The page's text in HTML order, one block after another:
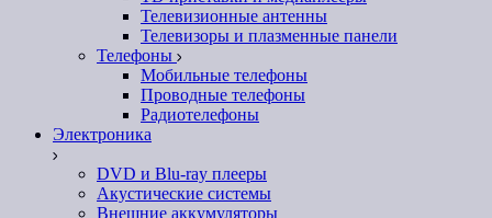
Телевизионные антенны
Телевизоры и плазменные панели
Телефоны
Мобильные телефоны
Проводные телефоны
Радиотелефоны
Электроника
DVD и Blu-ray плееры
Акустические системы
Внешние аккумуляторы